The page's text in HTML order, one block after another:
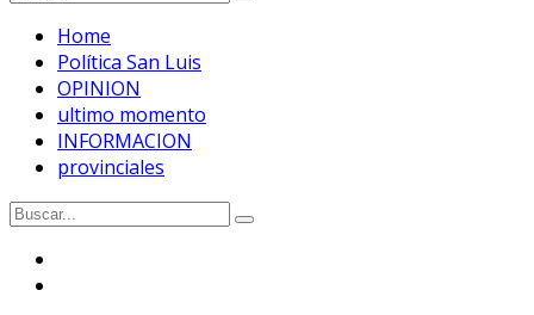
Home
Política San Luis
OPINION
ultimo momento
INFORMACION
provinciales